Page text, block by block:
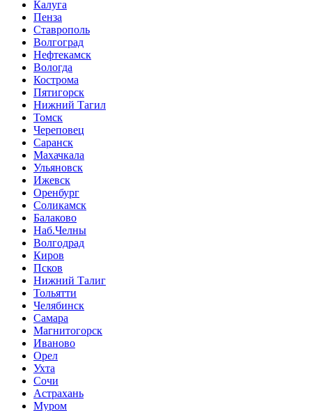
Калуга
Пенза
Ставрополь
Волгоград
Нефтекамск
Вологда
Кострома
Пятигорск
Нижний Тагил
Томск
Череповец
Саранск
Махачкала
Ульяновск
Ижевск
Оренбург
Соликамск
Балаково
Наб.Челны
Волгодрад
Киров
Псков
Нижний Талиг
Тольятти
Челябинск
Самара
Магнитогорск
Иваново
Орел
Ухта
Сочи
Астрахань
Муром